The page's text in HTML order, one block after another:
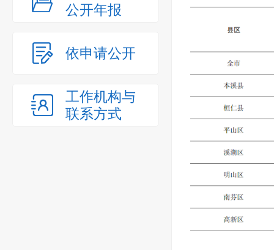
公开年报
依申请公开
工作机构与
联系方式